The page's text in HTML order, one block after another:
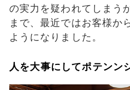
の実力を疑われてしまう
まで、最近ではお客様か
ようになりました。
人を大事にしてポテンン